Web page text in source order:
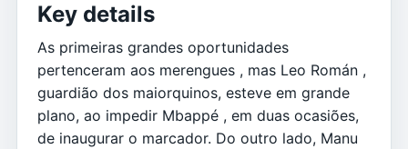
Key details
As primeiras grandes oportunidades
pertenceram aos merengues , mas Leo Román ,
guardião dos maiorquinos, esteve em grande
plano, ao impedir Mbappé , em duas ocasiões,
de inaugurar o marcador. Do outro lado, Manu